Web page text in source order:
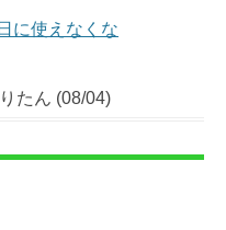
に使えなくな
たん (08/04)